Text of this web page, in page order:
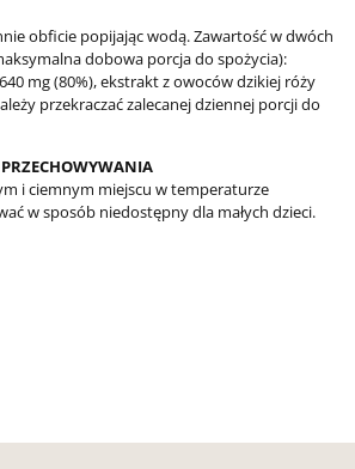
obficie popijając wodą. Zawartość w dwóch
dobowa porcja do spożycia):
mg (80%), ekstrakt z owoców dzikiej róży
przekraczać zalecanej dziennej porcji do
i ciemnym miejscu w temperaturze
w sposób niedostępny dla małych dzieci.